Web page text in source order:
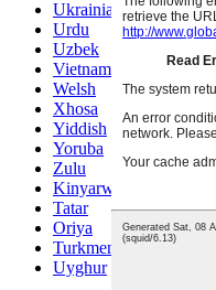
Ukrainian
Urdu
Uzbek
Vietnamese
Welsh
Xhosa
Yiddish
Yoruba
Zulu
Kinyarwanda
Tatar
Oriya
Turkmen
Uyghur